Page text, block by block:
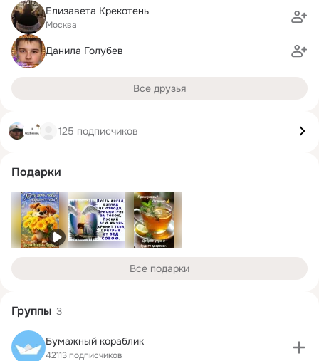
Елизавета Крекотень
Москва
Данила Голубев
Все друзья
125 подписчиков
Подарки
Все подарки
Группы 3
Бумажный кораблик
42113 подписчиков